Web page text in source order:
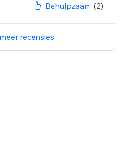
Behulpzaam (2)
recensies